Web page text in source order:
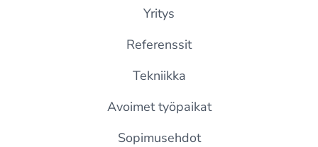
Yritys
Referenssit
Tekniikka
Avoimet työpaikat
Sopimusehdot